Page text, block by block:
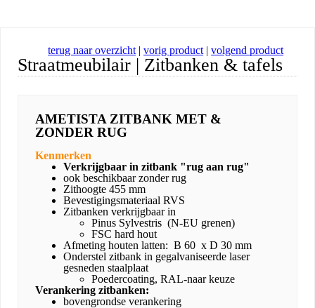
terug naar overzicht |vorig product |volgend product
Straatmeubilair | Zitbanken & tafels
AMETISTA ZITBANK MET &
ZONDER RUG
Kenmerken
Verkrijgbaar in zitbank "rug aan rug"
ook beschikbaar zonder rug
Zithoogte 455 mm
Bevestigingsmateriaal RVS
Zitbanken verkrijgbaar in
Pinus Sylvestris (N-EU grenen)
FSC hard hout
Afmeting houten latten: B 60 x D 30 mm
Onderstel zitbank in gegalvaniseerde laser
gesneden staalplaat
Poedercoating, RAL-naar keuze
Verankering zitbanken:
bovengrondse verankering